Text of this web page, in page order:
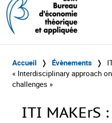
Accueil ❭ Évènements ❭
« Interdisciplinary approach
challenges »
ITI MAKErS